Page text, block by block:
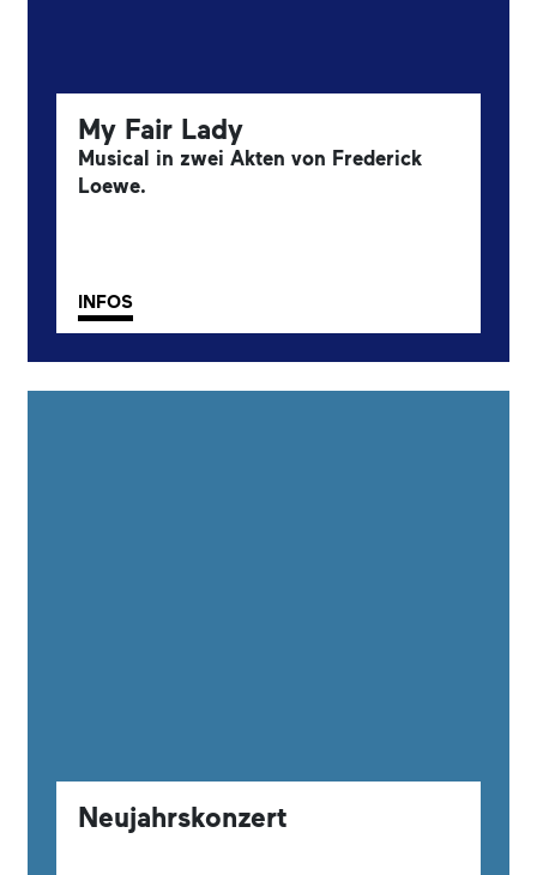
My Fair Lady
Musical in zwei Akten von Frederick
Loewe.
INFOS
Neujahrskonzert